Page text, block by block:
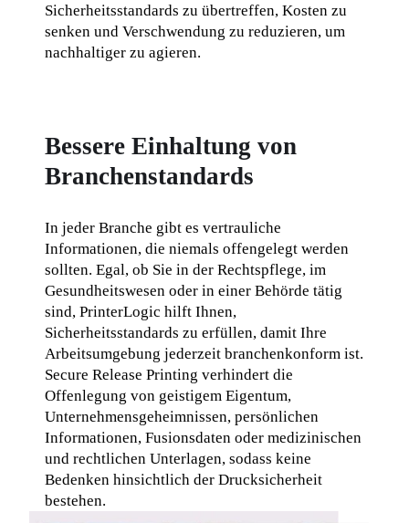
Sicherheitsstandards zu übertreffen, Kosten zu
senken und Verschwendung zu reduzieren, um
nachhaltiger zu agieren.
Bessere Einhaltung von
Branchenstandards
In jeder Branche gibt es vertrauliche
Informationen, die niemals offengelegt werden
sollten. Egal, ob Sie in der Rechtspflege, im
Gesundheitswesen oder in einer Behörde tätig
sind, PrinterLogic hilft Ihnen,
Sicherheitsstandards zu erfüllen, damit Ihre
Arbeitsumgebung jederzeit branchenkonform ist.
Secure Release Printing verhindert die
Offenlegung von geistigem Eigentum,
Unternehmensgeheimnissen, persönlichen
Informationen, Fusionsdaten oder medizinischen
und rechtlichen Unterlagen, sodass keine
Bedenken hinsichtlich der Drucksicherheit
bestehen.